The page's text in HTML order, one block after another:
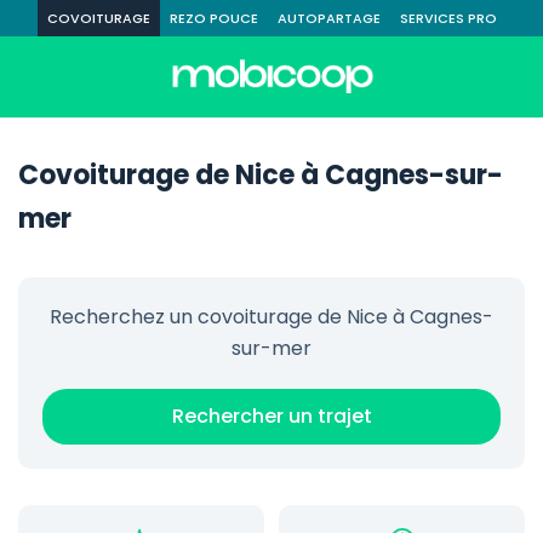
COVOITURAGE REZO POUCE AUTOPARTAGE SERVICES PRO
Covoiturage de Nice à Cagnes-sur-
mer
Recherchez un covoiturage de Nice à Cagnes-
sur-mer
Rechercher un trajet